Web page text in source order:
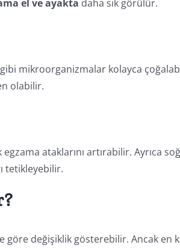
el ve ayakta daha sık görülür.
mikroorganizmalar kolayca
olabilir.
ataklarını artırabilir. Ayrıca
tetikleyebilir.
göre değişiklik gösterebilir. Ancak en